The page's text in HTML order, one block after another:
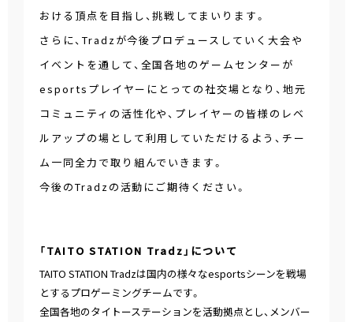
おける頂点を目指し、挑戦してまいります。
さらに、Tradzが今後プロデュースしていく大会や
イベントを通して、全国各地のゲームセンターが
esportsプレイヤーにとっての社交場となり、地元
コミュニティの活性化や、プレイヤーの皆様のレベ
ルアップの場として利用していただけるよう、チー
ム一同全力で取り組んでいきます。
今後のTradzの活動にご期待ください。
「TAITO STATION Tradz」について
TAITO STATION Tradzは国内の様々なesportsシーンを戦場
とするプロゲーミングチームです。
全国各地のタイトーステーションを活動拠点とし、メンバー